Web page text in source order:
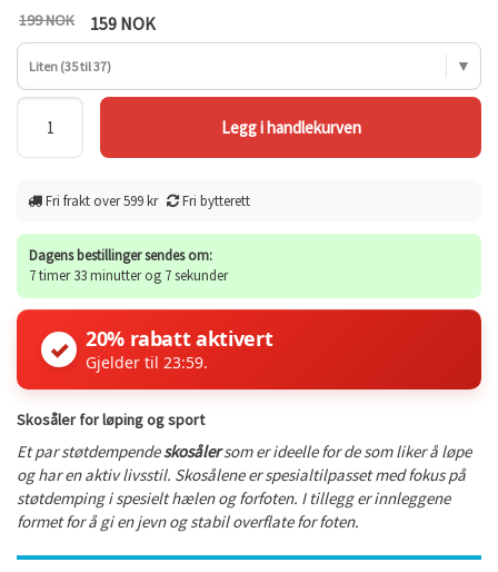
199 NOK 159 NOK
Liten (35 til 37)
Fri frakt over 599 kr Fri bytterett
Dagens bestillinger sendes om:
7 timer 33 minutter og 7 sekunder
✓ 20% rabatt aktivert
Gjelder til 23:59.
Skosåler for løping og sport
Et par støtdempendeskosålersom er ideelle for de som liker å løpe
og har en aktiv livsstil. Skosålene er spesialtilpasset med fokus på
støtdemping i spesielt hælen og forfoten. I tillegg er innleggene
formet for å gi en jevn og stabil overflate for foten.